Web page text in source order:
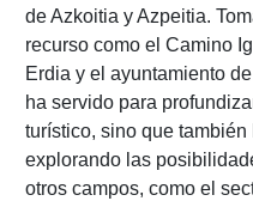
de Azkoitia y Azpeitia.
recurso como el Camino
Erdia y el ayuntamiento
ha servido para
turístico, sino que
explorando las
otros campos, como el